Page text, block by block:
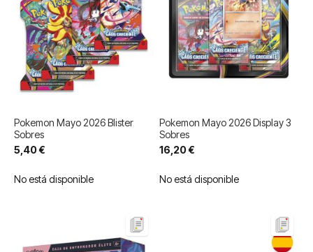
Pokemon Mayo 2026 Blister
Sobres
5,40 €
No está disponible
Pokemon Mayo 2026 Display 3
Sobres
16,20 €
No está disponible